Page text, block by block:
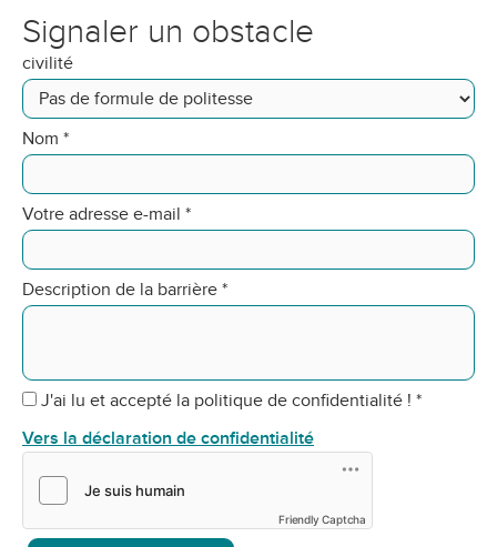
Signaler un obstacle
civilité
Nom *
Votre adresse e-mail *
Description de la barrière *
J'ai lu et accepté la politique de confidentialité ! *
Vers la déclaration de confidentialité
Friendly Captcha